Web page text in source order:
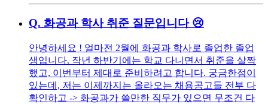
Q. 화공과 학사 취준 질문입니다 😢
안녕하세요 ! 얼마전 2월에 화공과 학사로 졸업한 졸업
생입니다. 작년 하반기에는 학교 다니면서 취준을 살짝
했고, 이번부터 제대로 준비하려고 합니다. 궁금한점이
있는데, 저는 이제까지는 올라오는 채용공고들 전부 다
확인하고 -> 화공과가 쓸만한 직무가 있으면 무조건 다